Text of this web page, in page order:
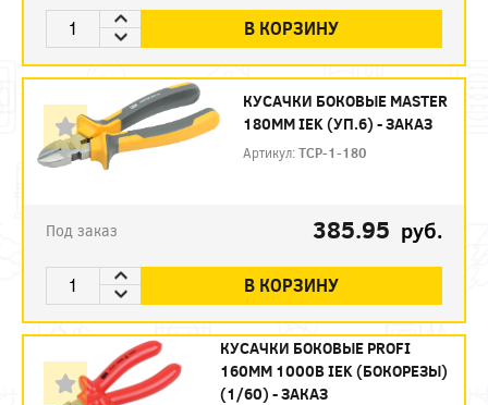
В КОРЗИНУ
КУСАЧКИ БОКОВЫЕ MASTER
180ММ IEK (УП.6) - ЗАКАЗ
Артикул:TCP-1-180
Под заказ 385.95 руб.
В КОРЗИНУ
КУСАЧКИ БОКОВЫЕ PROFI
160ММ 1000В IEK (БОКОРЕЗЫ)
(1/60) - ЗАКАЗ